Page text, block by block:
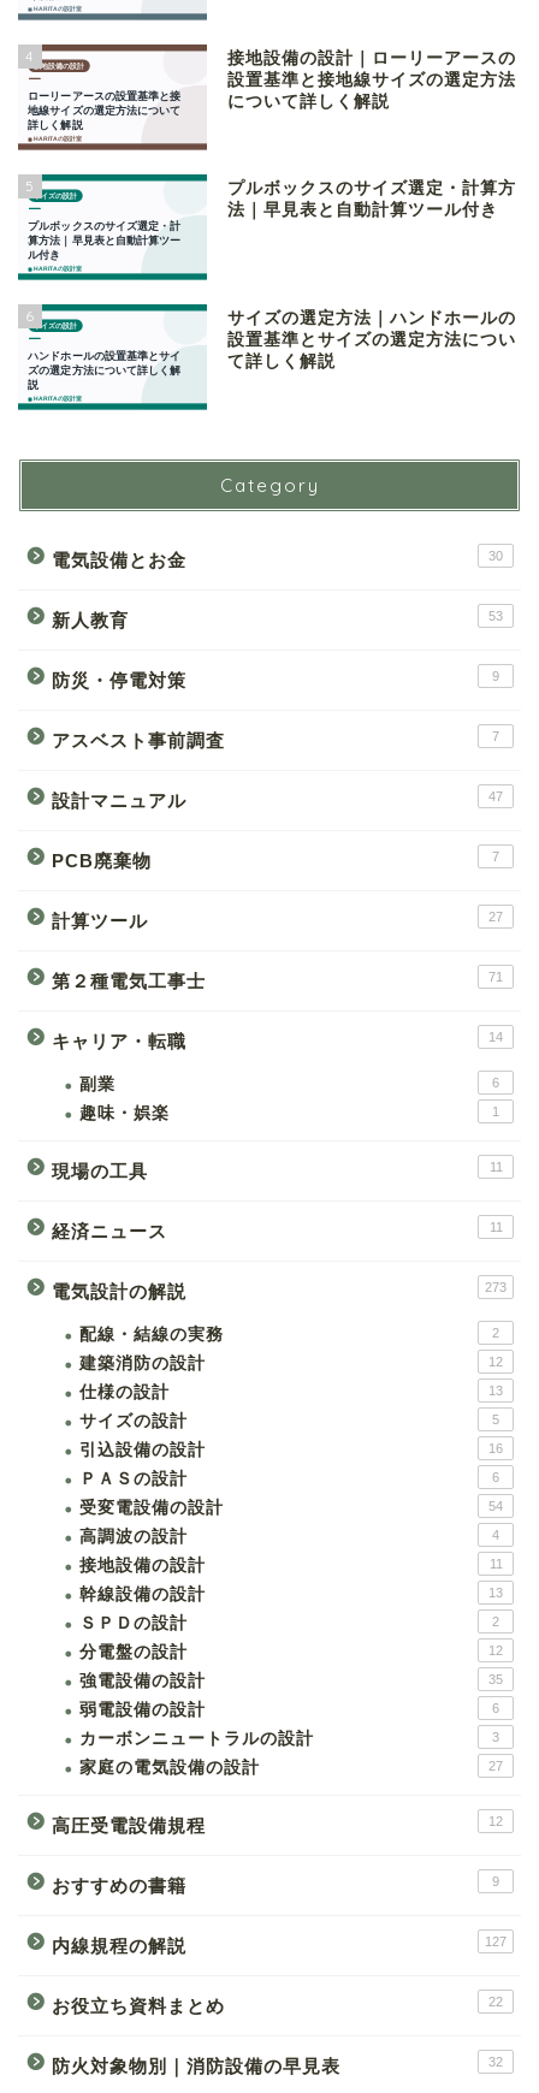
4
接地設備の設計｜ローリーアースの
設置基準と接地線サイズの選定方法
について詳しく解説
5
プルボックスのサイズ選定・計算方
法｜早見表と自動計算ツール付き
6
サイズの選定方法｜ハンドホールの
設置基準とサイズの選定方法につい
て詳しく解説
Category
電気設備とお金 30
新人教育 53
防災・停電対策 9
アスベスト事前調査 7
設計マニュアル 47
PCB廃棄物 7
計算ツール 27
第２種電気工事士 71
キャリア・転職 14
副業 6
趣味・娯楽 1
現場の工具 11
経済ニュース 11
電気設計の解説 273
配線・結線の実務 2
建築消防の設計 12
仕様の設計 13
サイズの設計 5
引込設備の設計 16
ＰＡＳの設計 6
受変電設備の設計 54
高調波の設計 4
接地設備の設計 11
幹線設備の設計 13
ＳＰＤの設計 2
分電盤の設計 12
強電設備の設計 35
弱電設備の設計 6
カーボンニュートラルの設計 3
家庭の電気設備の設計 27
高圧受電設備規程 12
おすすめの書籍 9
内線規程の解説 127
お役立ち資料まとめ 22
防火対象物別｜消防設備の早見表 32